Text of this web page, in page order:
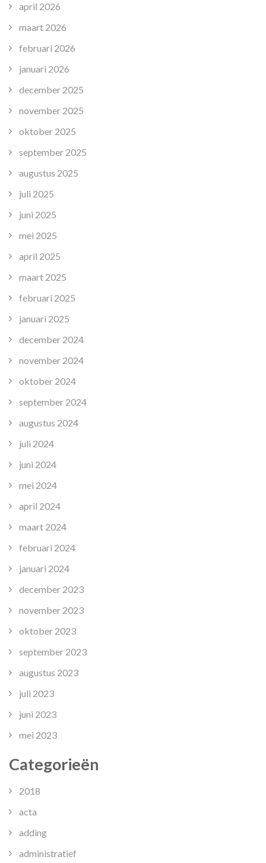
april 2026
maart 2026
februari 2026
januari 2026
december 2025
november 2025
oktober 2025
september 2025
augustus 2025
juli 2025
juni 2025
mei 2025
april 2025
maart 2025
februari 2025
januari 2025
december 2024
november 2024
oktober 2024
september 2024
augustus 2024
juli 2024
juni 2024
mei 2024
april 2024
maart 2024
februari 2024
januari 2024
december 2023
november 2023
oktober 2023
september 2023
augustus 2023
juli 2023
juni 2023
mei 2023
Categorieën
2018
acta
adding
administratief